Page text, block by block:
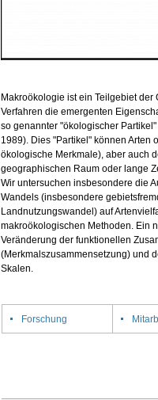
Makroökologie ist ein Teilgebiet
Verfahren die emergenten
so genannter "ökologischer
1989). Dies "Partikel" können Arten
ökologische Merkmale), aber auch
geographischen Raum oder lange
Wir untersuchen insbesondere die
Wandels (insbesondere
Landnutzungswandel) auf
makroökologischen Methoden. Ein
Veränderung der funktionellen
(Merkmalszusammensetzung) und
Skalen.
Forschung